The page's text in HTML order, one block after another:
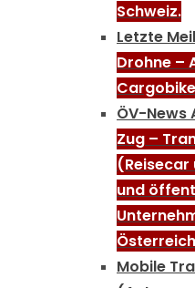
Schweiz.
Letzte
Drohne –
Cargobike
ÖV-News
Zug –
und
Mobile